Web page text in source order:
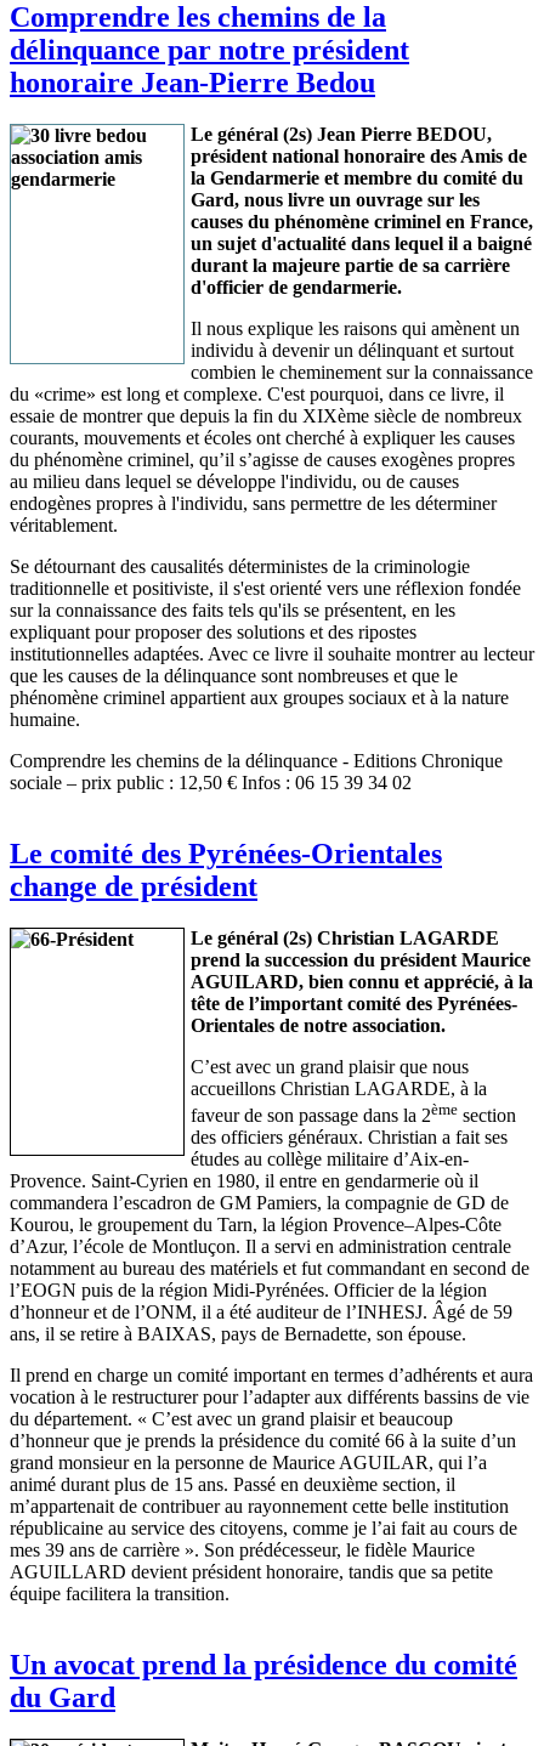
Comprendre les chemins de la
délinquance par notre président
honoraire Jean-Pierre Bedou
Le général (2s) Jean Pierre BEDOU,
président national honoraire des Amis de
la Gendarmerie et membre du comité du
Gard, nous livre un ouvrage sur les
causes du phénomène criminel en France,
un sujet d'actualité dans lequel il a baigné
durant la majeure partie de sa carrière
d'officier de gendarmerie.
Il nous explique les raisons qui amènent un
individu à devenir un délinquant et surtout
combien le cheminement sur la connaissance
du «crime» est long et complexe. C'est pourquoi, dans ce livre, il
essaie de montrer que depuis la fin du XIXème siècle de nombreux
courants, mouvements et écoles ont cherché à expliquer les causes
du phénomène criminel, qu’il s’agisse de causes exogènes propres
au milieu dans lequel se développe l'individu, ou de causes
endogènes propres à l'individu, sans permettre de les déterminer
véritablement.
Se détournant des causalités déterministes de la criminologie
traditionnelle et positiviste, il s'est orienté vers une réflexion fondée
sur la connaissance des faits tels qu'ils se présentent, en les
expliquant pour proposer des solutions et des ripostes
institutionnelles adaptées. Avec ce livre il souhaite montrer au lecteur
que les causes de la délinquance sont nombreuses et que le
phénomène criminel appartient aux groupes sociaux et à la nature
humaine.
Comprendre les chemins de la délinquance - Editions Chronique
sociale – prix public : 12,50 € Infos : 06 15 39 34 02
Le comité des Pyrénées-Orientales
change de président
Le général (2s) Christian LAGARDE
prend la succession du président Maurice
AGUILARD, bien connu et apprécié, à la
tête de l’important comité des Pyrénées-
Orientales de notre association.
C’est avec un grand plaisir que nous
accueillons Christian LAGARDE, à la
faveur de son passage dans la 2ème section
des officiers généraux. Christian a fait ses
études au collège militaire d’Aix-en-
Provence. Saint-Cyrien en 1980, il entre en gendarmerie où il
commandera l’escadron de GM Pamiers, la compagnie de GD de
Kourou, le groupement du Tarn, la légion Provence–Alpes-Côte
d’Azur, l’école de Montluçon. Il a servi en administration centrale
notamment au bureau des matériels et fut commandant en second de
l’EOGN puis de la région Midi-Pyrénées. Officier de la légion
d’honneur et de l’ONM, il a été auditeur de l’INHESJ. Âgé de 59
ans, il se retire à BAIXAS, pays de Bernadette, son épouse.
Il prend en charge un comité important en termes d’adhérents et aura
vocation à le restructurer pour l’adapter aux différents bassins de vie
du département. « C’est avec un grand plaisir et beaucoup
d’honneur que je prends la présidence du comité 66 à la suite d’un
grand monsieur en la personne de Maurice AGUILAR, qui l’a
animé durant plus de 15 ans. Passé en deuxième section, il
m’appartenait de contribuer au rayonnement cette belle institution
républicaine au service des citoyens, comme je l’ai fait au cours de
mes 39 ans de carrière ». Son prédécesseur, le fidèle Maurice
AGUILLARD devient président honoraire, tandis que sa petite
équipe facilitera la transition.
Un avocat prend la présidence du comité
du Gard